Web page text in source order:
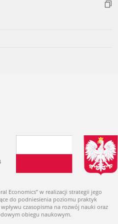
Economics” w realizacji strategii jego
do podniesienia poziomu praktyk
czasopisma na rozwój nauki oraz
obiegu naukowym.